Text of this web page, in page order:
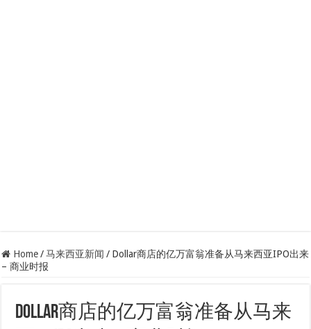
Home / 马来西亚新闻 / Dollar商店的亿万富翁准备从马来西亚IPO出来
– 商业时报
Dollar商店的亿万富翁准备从马来